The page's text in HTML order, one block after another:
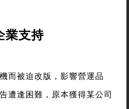
業支持
而被迫改版，影響營運品
遭逢困難，原本獲得某公司